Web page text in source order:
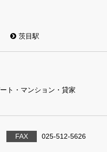
茨目駅
ト・マンション・貸家
FAX 025-512-5626